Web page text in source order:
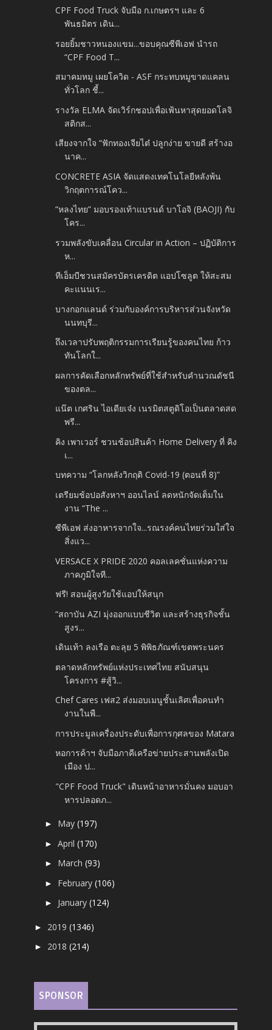
CPF Food Truck จับมือ ก.เกษตรฯ และ 6
พันธมิตร เดิน...
รอยยิ้มชาวหนองแขม...ขอบคุณซีพีเอฟ นำรถ
“CPF Food T...
สมาคมหมู เผยโควิด - ASF กระทบหมูขาดแคลน
ทั่วโลก ชี้...
รางวัล ELMA จัดเวิร์กชอปเพื่อเฟ้นหาสุดยอดโลจิ
สติกส...
เสียงจากใจ “ฟักทองเจียไต๋ ปลูกง่าย ขายดี สร้างอ
นาค...
CONCRETE ASIA จัดแสดงเทคโนโลยีหลังพ้น
วิกฤตการณ์โคว...
“หลงไทย” มอบรองเท้าแบรนด์ บาโอจิ (BAOJI) กับ
โคร...
รวมพลังขับเคลื่อน Circular in Action – ปฏิบัติการ
ห...
ทีเอ็มบีชวนสมัครบัตรเครดิต แอปโซลูต ให้สะสม
คะแนนเร...
บางกอกแลนด์ ร่วมกับองค์การบริหารส่วนจังหวัด
นนทบุรี...
ถึงเวลาปรับพฤติกรรมการเรียนรู้ของคนไทย ก้าว
ทันโลกใ...
ผลการคัดเลือกหลักทรัพย์ที่ใช้สำหรับคำนวณดัชนี
ของตล...
แน๊ต เกศริน ไอเดียเจ๋ง เนรมิตสตูดิโอเป็นตลาดสด
พรี...
คิง เพาเวอร์ ชวนช้อปสินค้า Home Delivery ที่ คิง
เ...
บทความ “โลกหลังวิกฤติ Covid-19 (ตอนที่ 8)”
เตรียมช้อปอสังหาฯ ออนไลน์ ลดหนักจัดเต็มใน
งาน “The ...
ซีพีเอฟ ส่งอาหารจากใจ...รณรงค์คนไทยร่วมใส่ใจ
สิ่งแว...
VERSACE X PRIDE 2020 คอลเลคชั่นแห่งความ
ภาคภูมิใจที...
ฟรี! สอนผู้สูงวัยใช้แอปให้สนุก
“สถาบัน AZI มุ่งออกแบบชีวิต และสร้างธุรกิจชั้น
สูงร...
เดินเท้า ลงเรือ ตะลุย 5 พิพิธภัณฑ์เขตพระนคร
ตลาดหลักทรัพย์แห่งประเทศไทย สนับสนุน
โครงการ #สู้วิ...
Chef Cares เฟส2 ส่งมอบเมนูชั้นเลิศเพื่อคนทำ
งานในพื...
การประมูลเครื่องประดับเพื่อการกุศลของ Matara
หอการค้าฯ จับมือภาคีเครือข่ายประสานพลังเปิด
เมือง ป...
"CPF Food Truck" เดินหน้าอาหารมั่นคง มอบอา
หารปลอดภ...
► May(197)
►April(170)
► March(93)
► February(106)
► January(124)
► 2019(1346)
► 2018(214)
SPONSOR